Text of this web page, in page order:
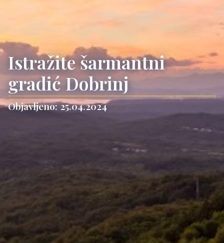
Istražite šarmantni
gradić Dobrinj
Objavljeno: 25.04.2024